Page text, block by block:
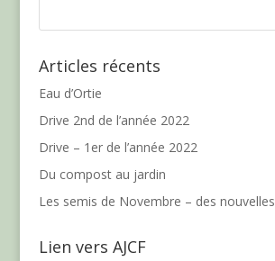
Articles récents
Eau d’Ortie
Drive 2nd de l’année 2022
Drive – 1er de l’année 2022
Du compost au jardin
Les semis de Novembre – des nouvelles
Lien vers AJCF